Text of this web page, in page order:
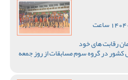
دوشنبه 17 آذر ماه 1404 ساعت
رقابت های خود
در گروه سوم مسابقات از روز جمعه